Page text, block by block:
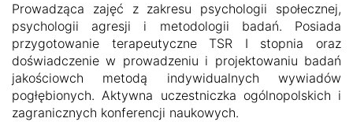
Prowadząca zajęć z zakresu psychologii społecznej,
psychologii agresji i metodologii badań. Posiada
przygotowanie terapeutyczne TSR I stopnia oraz
doświadczenie w prowadzeniu i projektowaniu badań
jakościowch metodą indywidualnych wywiadów
pogłębionych. Aktywna uczestniczka ogólnopolskich i
zagranicznych konferencji naukowych.